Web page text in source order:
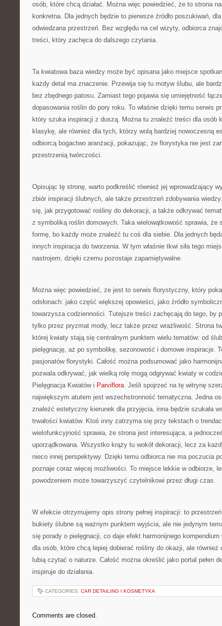
osób, które chcą działać. Można więc powiedzieć, że to strona
konkretna. Dla jednych będzie to pierwsze źródło poszukiwań,
odwiedzana przestrzeń. Bez względu na cel wizyty, odbiorca
treści, który zachęca do dalszego czytania.
Ta kwiatowa baza wiedzy może być opisana jako miejsce
każdy detal ma znaczenie. Przewija się tu motyw ślubu, ale
bez zbędnego patosu. Zamiast tego pojawia się umiejętność
dopasowania roślin do pory roku. To właśnie dzięki temu serwis
który szuka inspiracji z duszą. Można tu znaleźć treści dla osób
klasykę, ale również dla tych, którzy wolą bardziej nowoczesną
odbiorcą bogactwo aranżacji, pokazując, że florystyka nie jest
przestrzenią twórczości.
Opisując tę stronę, warto podkreślić również jej wprowadzający
zbiór inspiracji ślubnych, ale także przestrzeń zdobywania
się, jak przygotować rośliny do dekoracji, a także odkrywać
z symboliką roślin domowych. Taka wielowątkowość sprawia, że
formę, bo każdy może znaleźć tu coś dla siebie. Dla jednych
innych inspiracja do tworzenia. W tym właśnie tkwi siła tego
nastrojem, dzięki czemu pozostaje zapamiętywalne.
Można więc powiedzieć, że jest to serwis florystyczny, który
odsłonach: jako część większej opowieści, jako źródło
towarzysza codzienności. Tutejsze treści zachęcają do tego, by
tylko przez pryzmat mody, lecz także przez wrażliwość. Strona
której kwiaty stają się centralnym punktem wielu tematów: od
pielęgnację, aż po symbolikę, sezonowość i domowe inspiracje.
pasjonatów florystyki. Całość można podsumować jako
pozwala odkrywać, jak wielką rolę mogą odgrywać kwiaty w
Pielęgnacja Kwiatów i Parviflora. Jeśli spojrzeć na tę witrynę
największym atutem jest wszechstronność tematyczna. Jedna
znaleźć estetyczny kierunek dla przyjęcia, inna będzie szukała
trwałości kwiatów. Ktoś inny zatrzyma się przy tekstach o
wielofunkcyjność sprawia, że strona jest interesująca, a
uporządkowana. Wszystko krąży tu wokół dekoracji, lecz za
nieco innej perspektywy. Dzięki temu odbiorca nie ma poczucia
poznaje coraz więcej możliwości. To miejsce lekkie w odbiorze,
powodzeniem może towarzyszyć czytelnikowi przez długi czas.
W efekcie otrzymujemy opis strony pełnej inspiracji: to
bukiety ślubne są ważnym punktem wyjścia, ale nie jedynym
się porady o pielęgnacji, co daje efekt harmonijnego
dla osób, które chcą lepiej dobierać rośliny do okazji, ale
lubią czytać o naturze. Całość można określić jako portal pełen
inspiruje do działania.
CATEGORIES: CAR DETAILING I KOSMETYKA
Comments are closed.